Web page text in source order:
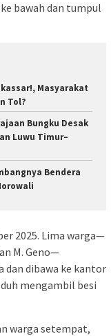
bawah dan tumpul
Masyarakat
Tol?
Bungku Desak
Luwu Timur–
Bendera
2025. Lima warga—
M. Geno—
dan dibawa ke kantor
mengambil besi
warga setempat,